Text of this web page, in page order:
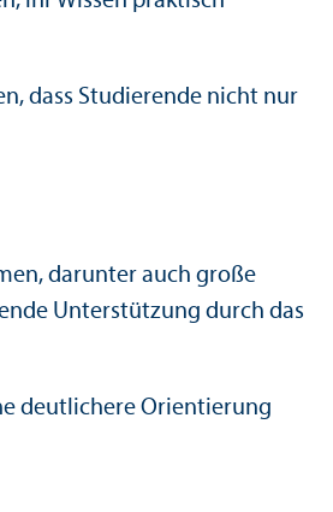
dass Studierende nicht nur
dar­unter auch große
Unter­stützung durch das
deutlichere Orientierung